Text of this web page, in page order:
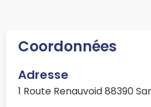
Coordonnées
Adresse
1 Route Renauvoid 88390